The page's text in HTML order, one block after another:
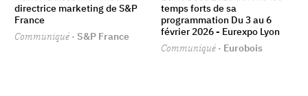
directrice marketing de S&P
France
Communiqué · S&P France
temps forts de sa
programmation Du 3 au 6
février 2026 - Eurexpo Lyon
Communiqué · Eurobois